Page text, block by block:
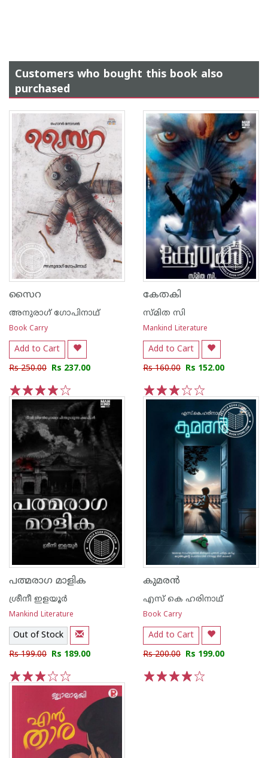
Customers who bought this book also
purchased
സൈറ
അനുരാഗ് ഗോപിനാഥ്
Book Carry
Add to Cart
Rs 250.00 Rs 237.00
5
4
3
2
1
കേതകി
സ്മിത സി
Mankind Literature
Add to Cart
Rs 160.00 Rs 152.00
5
4
3
2
1
പത്മരാഗ മാളിക
ശ്രീനീ ഇളയൂർ
Mankind Literature
Out of Stock
Rs 199.00 Rs 189.00
5
4
3
2
1
കുമരൻ
എസ് കെ ഹരിനാഥ്
Book Carry
Add to Cart
Rs 200.00 Rs 199.00